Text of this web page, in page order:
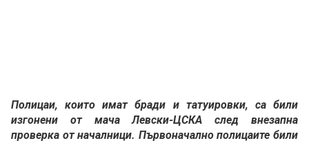
Полицаи, които имат бради и татуировки, са били
изгонени от мача Левски-ЦСКА след внезапна
проверка от началници. Първоначално полицаите били